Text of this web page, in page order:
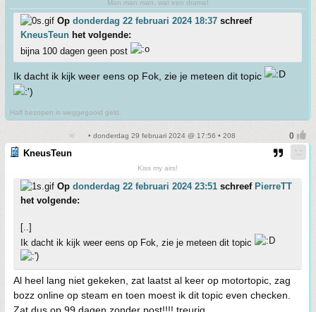
Man man man, wat een drama!
Op donderdag 22 februari 2024 18:37 schreef
KneusTeun het volgende:
bijna 100 dagen geen post
Ik dacht ik kijk weer eens op Fok, zie je meteen dit topic
Half bezopen is weggegooid geld.
• donderdag 29 februari 2024 @ 17:56 • 208
KneusTeun
Kiss my airs!
Op donderdag 22 februari 2024 23:51 schreef PierreTT
het volgende:
[..]
Ik dacht ik kijk weer eens op Fok, zie je meteen dit topic
Al heel lang niet gekeken, zat laatst al keer op motortopic, zag
bozz online op steam en toen moest ik dit topic even checken.